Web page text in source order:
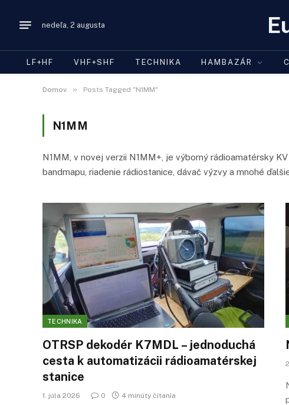
nedeľa, 2 augusta
LF+HF VHF+SHF TECHNIKA HAMBAZÁR
Domov » Posts Tagged "N1MM"
N1MM
N1MM, v novej verzii N1MM+, je výborný rádioamatérsky
bandmapu, riadenie rádiostanice, dávač výzvy a mnohé
TECHNIKA
OTRSP dekodér K7MDL – jednoduchá
cesta k automatizácii rádioamatérskej
stanice
1. júla 2026 0 4 minúty čítania